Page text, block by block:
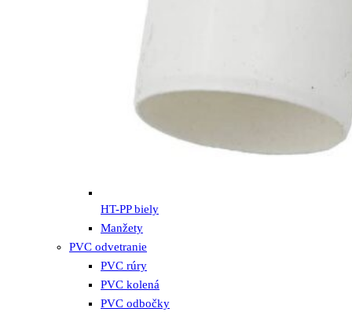
HT-PP biely
Manžety
PVC odvetranie
PVC rúry
PVC kolená
PVC odbočky